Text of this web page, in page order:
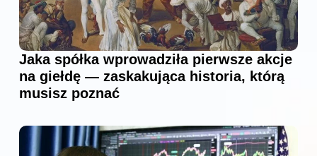
Jaka spółka wprowadziła pierwsze akcje
na giełdę — zaskakująca historia, którą
musisz poznać